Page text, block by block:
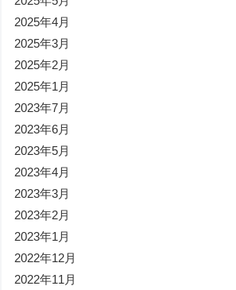
2025年4月
2025年3月
2025年2月
2025年1月
2023年7月
2023年6月
2023年5月
2023年4月
2023年3月
2023年2月
2023年1月
2022年12月
2022年11月